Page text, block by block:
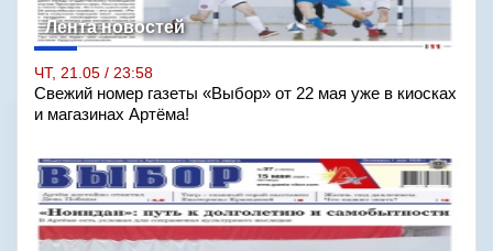
Лента новостей
ЧТ, 21.05 / 23:58
Свежий номер газеты «Выбор» от 22 мая уже в киосках
и магазинах Артёма!